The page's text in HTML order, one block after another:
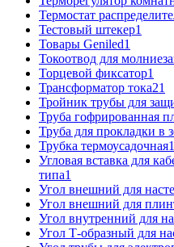
Термостат
Тестовый штекер1
Товары Geniled1
Токоотвод для
Торцевой фиксатор1
Трансформатор тока21
Тройник трубы для
Труба гофрированная
Труба для прокладки в
Трубка термоусадочная
Угловая вставка для
типа1
Угол внешний для
Угол внешний для
Угол внутренний для
Угол Т-образный для